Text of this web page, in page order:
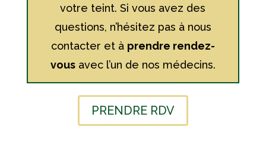
votre teint. Si vous avez des
questions, n’hésitez pas à nous
contacter et à prendre rendez-
vous avec l’un de nos médecins.
PRENDRE RDV